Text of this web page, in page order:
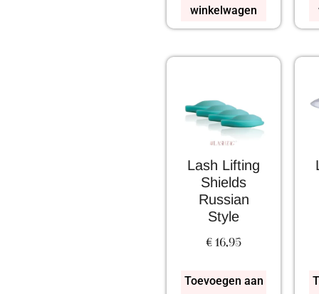
winkelwagen
Lash Lifting
Shields
Russian
Style
€16,95
Toevoegen aan